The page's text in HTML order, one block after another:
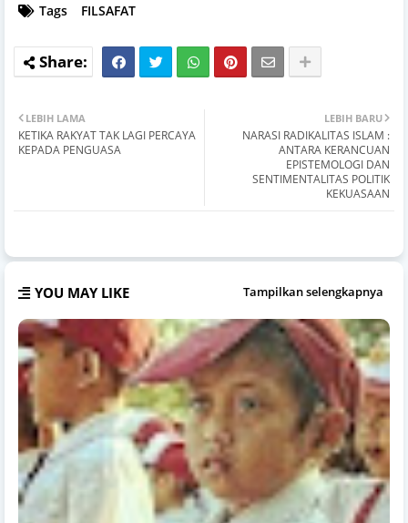
Tags
FILSAFAT
LEBIH BARU
NARASI RADIKALITAS ISLAM :
ANTARA KERANCUAN
EPISTEMOLOGI DAN
SENTIMENTALITAS POLITIK
KEKUASAAN
LEBIH LAMA
KETIKA RAKYAT TAK LAGI PERCAYA
KEPADA PENGUASA
YOU MAY LIKE Tampilkan selengkapnya